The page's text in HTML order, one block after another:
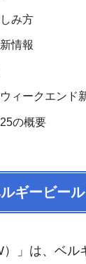
み方
情報
ィークエンド
の概要
ギービー
」は、ベ